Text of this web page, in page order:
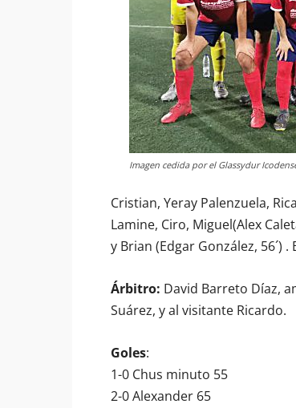
Imagen cedida por el Glassydur
Cristian, Yeray Palenzuela,
Lamine, Ciro, Miguel(Alex
y Brian (Edgar González, 56´)
Árbitro: David Barreto Díaz,
Suárez, y al visitante Ricardo.
Goles:
1-0 Chus minuto 55
2-0 Alexander 65